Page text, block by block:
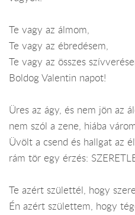
Te vagy az álmom,
Te vagy az ébredésem,
Te vagy az összes
Boldog Valentin napot!
Üres az ágy, és nem jön az
nem szól a zene, hiába
Üvölt a csend és hallgat az
rám tör egy érzés:
Te azért születtél, hogy
Én azért születtem, hogy